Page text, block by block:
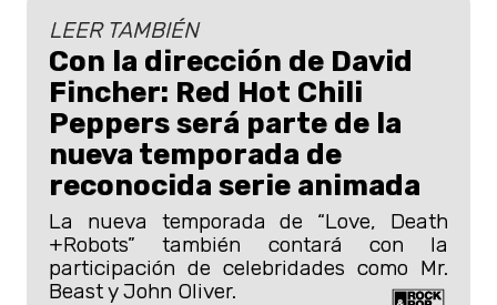
LEER TAMBIÉN
Con la dirección de David
Fincher: Red Hot Chili
Peppers será parte de la
nueva temporada de
reconocida serie animada
La nueva temporada de “Love, Death
+Robots” también contará con la
participación de celebridades como Mr.
Beast y John Oliver.